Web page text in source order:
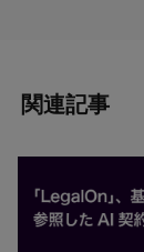
関連記事